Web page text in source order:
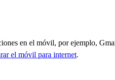
en el móvil, por ejemplo,
el móvil para internet.